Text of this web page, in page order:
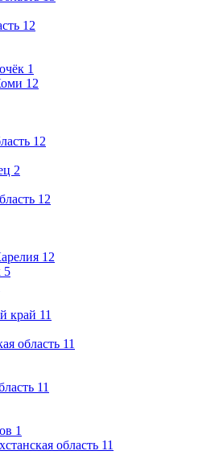
12
1
12
12
2
12
12
5
край 11
область 11
11
1
область 11